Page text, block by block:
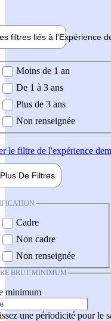
filtres liés à l'Expérience
demandée
Moins de 1 an
De 1 à 3 ans
Plus de 3 ans
Non renseignée
le filtre de l'expérience
Plus De Filtres
Cadre
Non cadre
Non renseignée
BRUT MINIMUM
minimum
une périodicité pour le